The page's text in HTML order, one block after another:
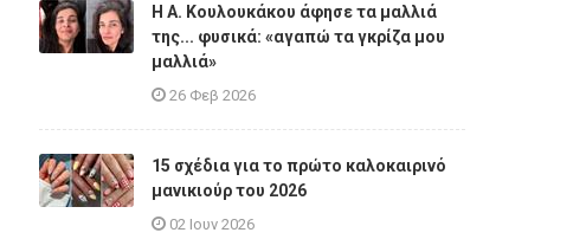
Η A. Κουλουκάκου άφησε τα μαλλιά
της... φυσικά: «αγαπώ τα γκρίζα μου
μαλλιά»
26 Φεβ 2026
15 σχέδια για το πρώτο καλοκαιρινό
μανικιούρ του 2026
02 Ιουν 2026